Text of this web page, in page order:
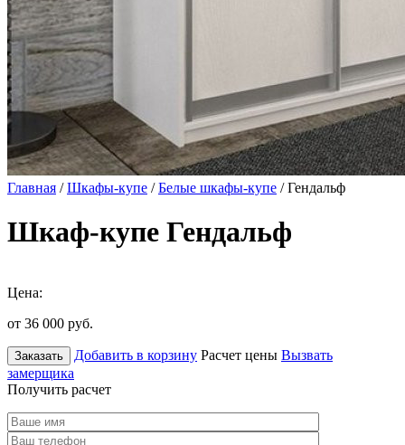
Главная /Шкафы-купе /Белые шкафы-купе / Гендальф
Шкаф-купе Гендальф
Цена:
от 36 000 руб.
Заказать Добавить в корзину Расчет цены Вызвать
замерщика
Получить расчет